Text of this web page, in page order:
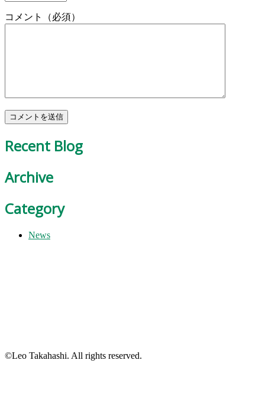
コメント（必須）
Recent Blog
Archive
Category
News
©Leo Takahashi. All rights reserved.